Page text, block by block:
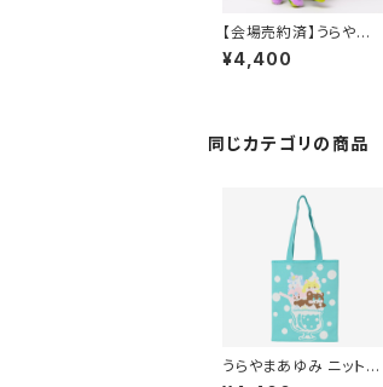
【会場売約済】うらやま
あゆみ たこぺちチャー
ム１
¥4,400
同じカテゴリの商品
うらやまあゆみ ニットト